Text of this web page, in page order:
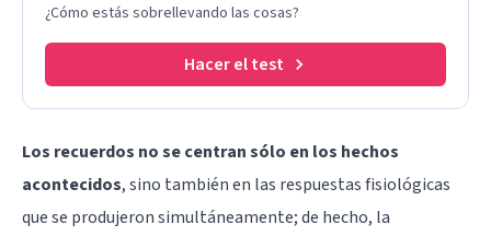
¿Cómo estás sobrellevando las cosas?
Hacer el test
Los recuerdos no se centran sólo en los hechos
acontecidos, sino también en las respuestas fisiológicas
que se produjeron simultáneamente; de hecho, la